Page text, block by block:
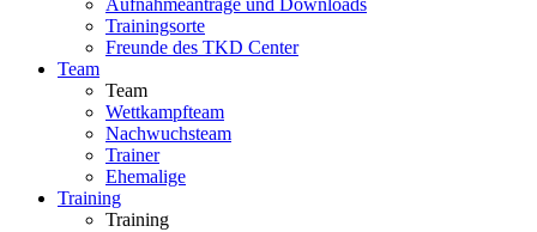
Aufnahmeanträge und Downloads
Trainingsorte
Freunde des TKD Center
Team
Team
Wettkampfteam
Nachwuchsteam
Trainer
Ehemalige
Training
Training